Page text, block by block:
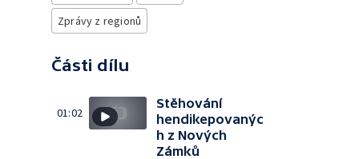
Zprávy z regionů
Části dílu
01:02
Stěhování
hendikepovanýc
h z Nových
Zámků